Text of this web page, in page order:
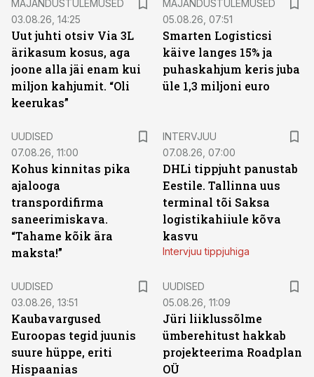
MAJANDUSTULEMUSED
03.08.26, 14:25
Uut juhti otsiv Via 3L
ärikasum kosus, aga
joone alla jäi enam kui
miljon kahjumit. “Oli
keerukas”
MAJANDUSTULEMUSED
05.08.26, 07:51
Smarten Logisticsi
käive langes 15% ja
puhaskahjum keris juba
üle 1,3 miljoni euro
UUDISED
07.08.26, 11:00
Kohus kinnitas pika
ajalooga
transpordifirma
saneerimiskava.
“Tahame kõik ära
maksta!”
INTERVJUU
07.08.26, 07:00
DHLi tippjuht panustab
Eestile. Tallinna uus
terminal tõi Saksa
logistikahiiule kõva
kasvu
Intervjuu tippjuhiga
UUDISED
03.08.26, 13:51
Kaubavargused
Euroopas tegid juunis
suure hüppe, eriti
Hispaanias
UUDISED
05.08.26, 11:09
Jüri liiklussõlme
ümberehitust hakkab
projekteerima Roadplan
OÜ